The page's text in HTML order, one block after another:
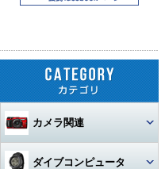
カメラ関連
セットダイブコンピュータ